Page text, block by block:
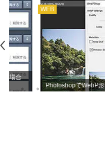
場合
WEB
PhotoshopでWebP形